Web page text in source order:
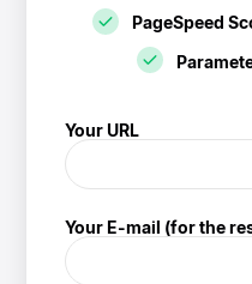
PageSpeed
(/speedtest)
Your URL
Your E-mail (for the